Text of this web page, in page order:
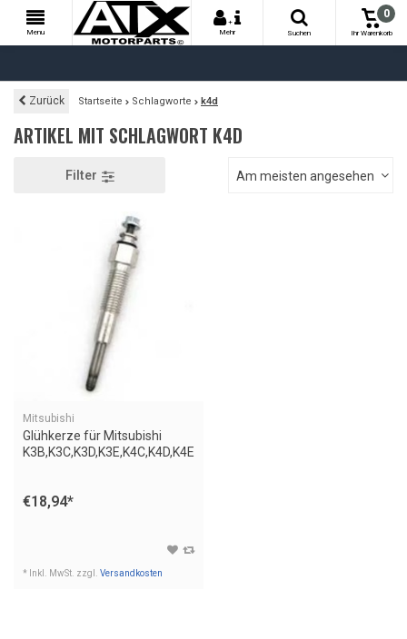
Menu
+
Mehr
Suchen
0
Ihr Warenkorb
Zurück Startseite Schlagworte k4d
ARTIKEL MIT SCHLAGWORT K4D
Filter Am meisten angesehen
Mitsubishi
Glühkerze für Mitsubishi
K3B,K3C,K3D,K3E,K4C,K4D,K4E
€18,94*
* Inkl. MwSt. zzgl. Versandkosten